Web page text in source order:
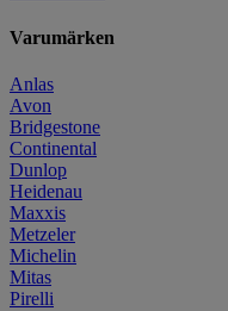
Varumärken
Anlas
Avon
Bridgestone
Continental
Dunlop
Heidenau
Maxxis
Metzeler
Michelin
Mitas
Pirelli